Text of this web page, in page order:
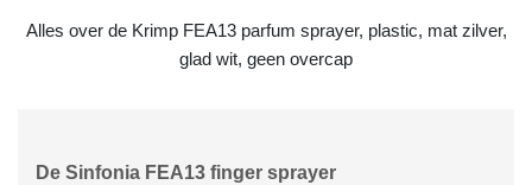
Alles over de Krimp FEA13 parfum sprayer, plastic, mat zilver,
glad wit, geen overcap
De Sinfonia FEA13 finger sprayer